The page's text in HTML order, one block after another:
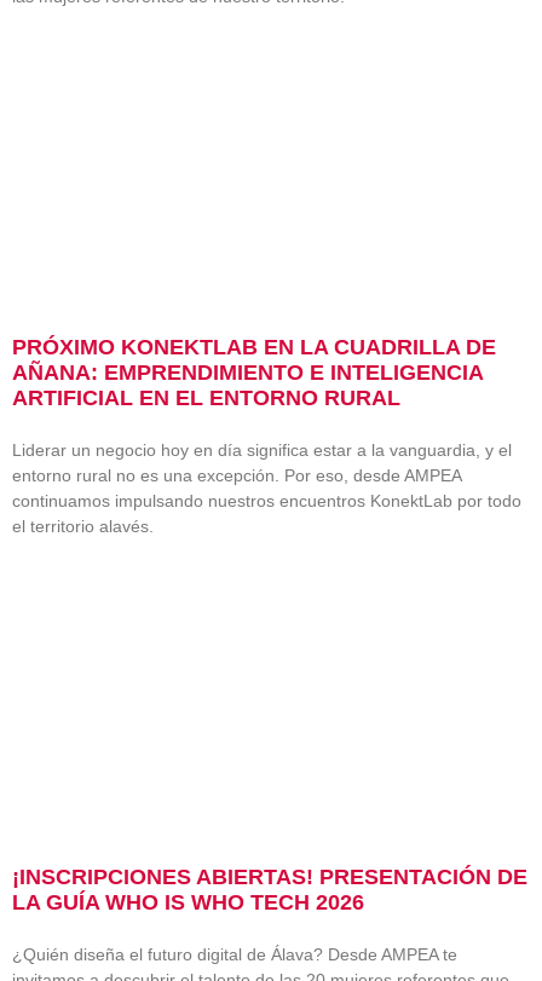
PRÓXIMO KONEKTLAB EN LA CUADRILLA DE
AÑANA: EMPRENDIMIENTO E INTELIGENCIA
ARTIFICIAL EN EL ENTORNO RURAL
Liderar un negocio hoy en día significa estar a la vanguardia, y el
entorno rural no es una excepción. Por eso, desde AMPEA
continuamos impulsando nuestros encuentros KonektLab por todo
el territorio alavés.
¡INSCRIPCIONES ABIERTAS! PRESENTACIÓN DE
LA GUÍA WHO IS WHO TECH 2026
¿Quién diseña el futuro digital de Álava? Desde AMPEA te